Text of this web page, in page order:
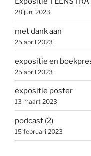
28 juni 2023
met dank aan
25 april 2023
expositie en
25 april 2023
expositie poster
13 maart 2023
podcast (2)
15 februari 2023